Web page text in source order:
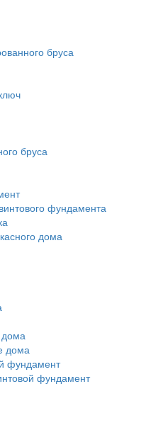
бруса
бруса
фундамента
дома
дома
фундамент
фундамент